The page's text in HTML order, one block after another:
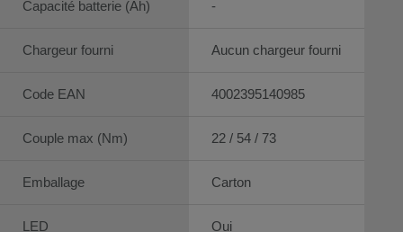
Capacité batterie (Ah)
Chargeur fourni
Code EAN
Couple max (Nm)
Emballage
LED
-
Aucun chargeur fourni
4002395140985
22 / 54 / 73
Carton
Oui